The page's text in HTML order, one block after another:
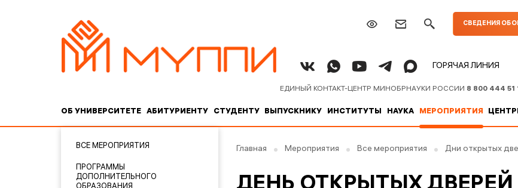
СВЕДЕНИЯ ОБ
ГОРЯЧАЯ ЛИНИЯ
ЕДИНЫЙ КОНТАКТ-ЦЕНТР МИНОБРНАУКИ РОССИИ 8 800 444 51
ОБ УНИВЕРСИТЕТЕ АБИТУРИЕНТУ СТУДЕНТУ ВЫПУСКНИКУ ИНСТИТУТЫ НАУКА МЕРОПРИЯТИЯ
ВСЕ МЕРОПРИЯТИЯ
ПРОГРАММЫ
ДОПОЛНИТЕЛЬНОГО
Главная Мероприятия Все мероприятия Дни открытых